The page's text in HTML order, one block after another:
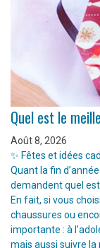
Quel est le
Août 8, 2026
✨ Fêtes et idées
Quant la fin
demandent quel
En fait, si vous
chaussures ou
importante : à
mais aussi suivre la